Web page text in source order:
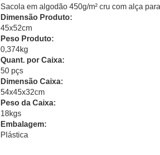
Sacola em algodão 450g/m² cru com alça
Dimensão Produto:
45x52cm
Peso Produto:
0,374kg
Quant. por Caixa:
50 pçs
Dimensão Caixa:
54x45x32cm
Peso da Caixa:
18kgs
Embalagem:
Plástica